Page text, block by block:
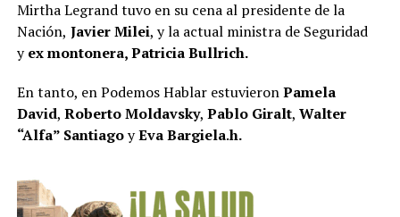
Mirtha Legrand tuvo en su cena al presidente de la
Nación, Javier Milei, y la actual ministra de Seguridad
yex montonera, Patricia Bullrich.
En tanto, en Podemos Hablar estuvieronPamela
David, Roberto Moldavsky, Pablo Giralt, Walter
“Alfa” SantiagoyEva Bargiela.h.